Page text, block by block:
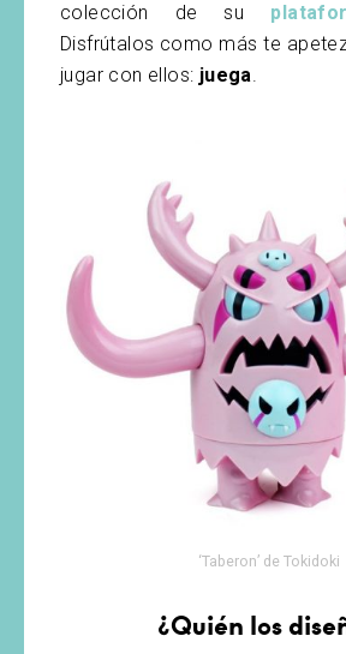
colección de su
Disfrútalos como más te
jugar con ellos: juega.
‘Taberon’ de Tokidoki
¿Quién los